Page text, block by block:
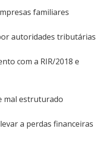
familiares
autoridades tributárias
com a RIR/2018 e
mal estruturado
a perdas financeiras